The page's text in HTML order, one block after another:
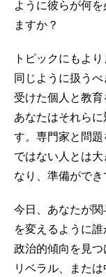
ように彼らが何
ますか？
トピックにもよ
同じように扱う
受けた個人と教育
あなたはそれら
す。専門家と問
ではない人とは
なり、準備ができ
今日、あなたが
を変えるように
政治的傾向を見つ
リベラル、また